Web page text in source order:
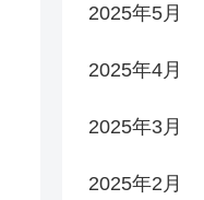
2025年5月
2025年4月
2025年3月
2025年2月